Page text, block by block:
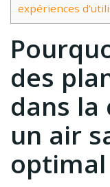
expériences
des
dans
un air
optimal